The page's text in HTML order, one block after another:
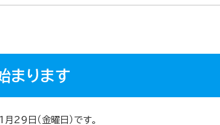
まります
29日（金曜日）です。